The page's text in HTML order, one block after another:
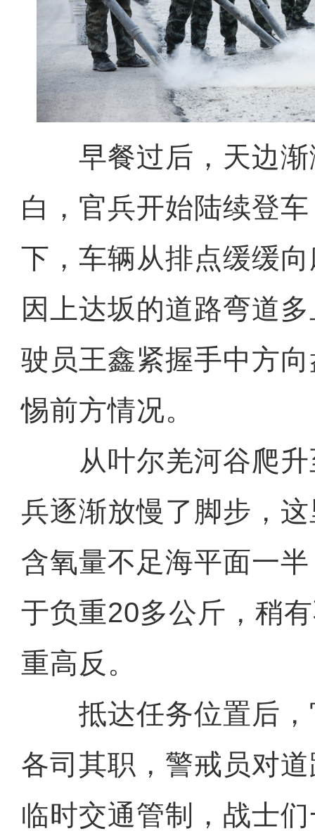
早餐过后，天边渐
白，官兵开始陆续登
下，车辆从排点缓缓
因上达坂的道路弯道
驶员王鑫紧握手中方
惕前方情况。
从叶尔羌河谷爬升
兵逐渐放慢了脚步，
含氧量不足海平面一
于负重20多公斤，稍
重高反。
抵达任务位置后，
各司其职，警戒员对
临时交通管制，战士